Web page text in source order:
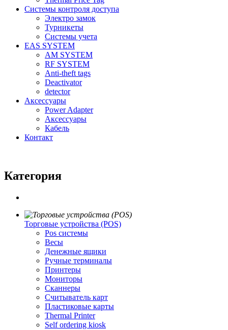
Системы контроля доступа
Электро замок
Турникеты
Cистемы учета
EAS SYSTEM
AM SYSTEM
RF SYSTEM
Anti-theft tags
Deactivator
detector
Аксессуары
Power Adapter
Аксессуары
Кабель
Контакт
Категория
Торговые устройства (POS)
Pos системы
Весы
Денежные ящики
Ручные терминалы
Принтеры
Мониторы
Сканнеры
Считыватель карт
Пластиковые карты
Thermal Printer
Self ordering kiosk